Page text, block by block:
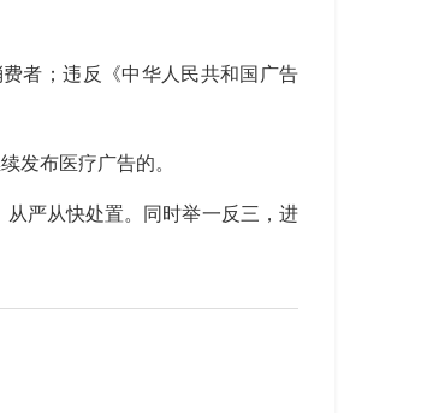
者；违反《中华人民共和国广告
发布医疗广告的。
严从快处置。同时举一反三，进